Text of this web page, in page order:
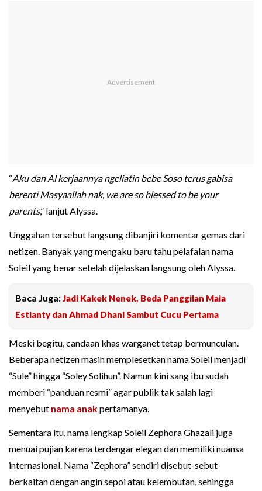
“Aku dan Al kerjaannya ngeliatin bebe Soso terus gabisa
berenti Masyaallah nak, we are so blessed to be your
parents,” lanjut Alyssa.
Unggahan tersebut langsung dibanjiri komentar gemas dari
netizen. Banyak yang mengaku baru tahu pelafalan nama
Soleil yang benar setelah dijelaskan langsung oleh Alyssa.
Baca Juga: Jadi Kakek Nenek, Beda Panggilan Maia
Estianty dan Ahmad Dhani Sambut Cucu Pertama
Meski begitu, candaan khas warganet tetap bermunculan.
Beberapa netizen masih memplesetkan nama Soleil menjadi
“Sule” hingga “Soley Solihun”. Namun kini sang ibu sudah
memberi “panduan resmi” agar publik tak salah lagi
menyebut nama anakpertamanya.
Sementara itu, nama lengkap Soleil Zephora Ghazali juga
menuai pujian karena terdengar elegan dan memiliki nuansa
internasional. Nama “Zephora” sendiri disebut-sebut
berkaitan dengan angin sepoi atau kelembutan, sehingga